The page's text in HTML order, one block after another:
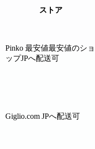
ストア
Pinko 最安値最安値のショ
ップJPへ配送可
Giglio.com JPへ配送可